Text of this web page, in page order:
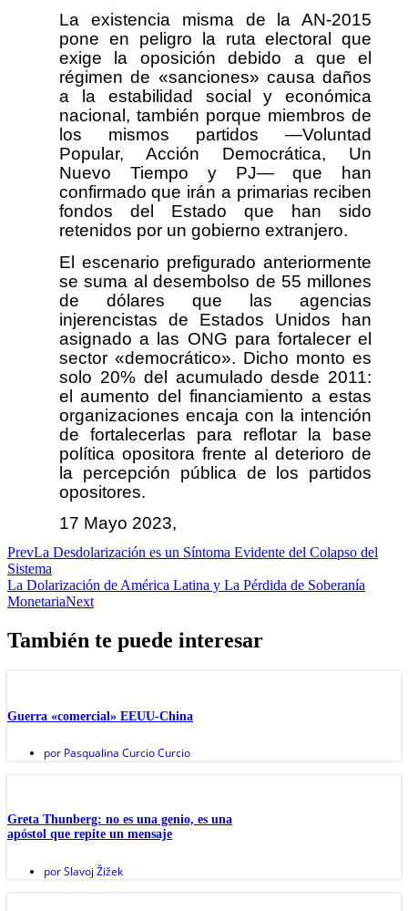
La existencia misma de la AN-2015
pone en peligro la ruta electoral que
exige la oposición debido a que el
régimen de «sanciones» causa daños
a la estabilidad social y económica
nacional, también porque miembros de
los mismos partidos —Voluntad
Popular, Acción Democrática, Un
Nuevo Tiempo y PJ— que han
confirmado que irán a primarias reciben
fondos del Estado que han sido
retenidos por un gobierno extranjero.
El escenario prefigurado anteriormente
se suma al desembolso de 55 millones
de dólares que las agencias
injerencistas de Estados Unidos han
asignado a las ONG para fortalecer el
sector «democrático». Dicho monto es
solo 20% del acumulado desde 2011:
el aumento del financiamiento a estas
organizaciones encaja con la intención
de fortalecerlas para reflotar la base
política opositora frente al deterioro de
la percepción pública de los partidos
opositores.
17 Mayo 2023,
PrevLa Desdolarización es un Síntoma Evidente del Colapso del
Sistema
La Dolarización de América Latina y La Pérdida de Soberanía
MonetariaNext
También te puede interesar
Guerra «comercial» EEUU-China
por Pasqualina Curcio Curcio
Greta Thunberg: no es una genio, es una
apóstol que repite un mensaje
porSlavoj Žižek